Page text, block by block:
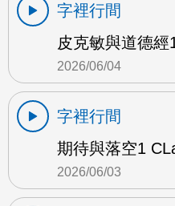
字裡行間
皮克敏與道德
2026/06/04
字裡行間
期待與落空1
2026/06/03